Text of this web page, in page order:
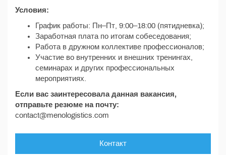
Условия:
График работы: Пн–Пт, 9:00–18:00 (пятидневка);
Заработная плата по итогам собеседования;
Работа в дружном коллективе профессионалов;
Участие во внутренних и внешних тренингах,
семинарах и других профессиональных
мероприятиях.
Если вас заинтересовала данная вакансия,
отправьте резюме на почту:
сontact@menologistics.com
Контакт